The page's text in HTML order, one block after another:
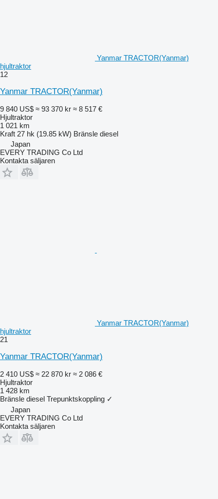
Yanmar TRACTOR(Yanmar)
hjultraktor
12
Yanmar TRACTOR(Yanmar)
9 840 US$ ≈ 93 370 kr ≈ 8 517 €
Hjultraktor
1 021 km
Kraft 27 hk (19.85 kW) Bränsle diesel
Japan
EVERY TRADING Co Ltd
Kontakta säljaren
Yanmar TRACTOR(Yanmar)
hjultraktor
21
Yanmar TRACTOR(Yanmar)
2 410 US$ ≈ 22 870 kr ≈ 2 086 €
Hjultraktor
1 428 km
Bränsle diesel Trepunktskoppling ✓
Japan
EVERY TRADING Co Ltd
Kontakta säljaren